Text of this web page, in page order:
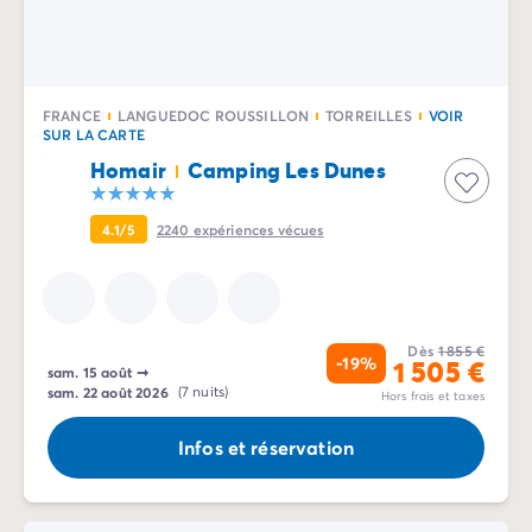
Offres promotionnelles
Offres du moment
Avantages & bons plans
Parrainer un ami
Programme de fidélité
Dernière minute été
Nos locations
Nos gammes de mobil-homes/hebergements
Mobil-homes Ultimate/ultimate
Mobil-homes Premium/camping-mobil-home-premium
Hébergements insolites/hebergements-specifiques
FRANCE LANGUEDOC ROUSSILLON TORREILLES
VOIR
SUR LA CARTE
Homair Camping Les Dunes
4.1/5 2240 expériences vécues
sam. 15 août ➞
sam. 22 août 2026 (7 nuits)
-19%
Dès 1 855 €
1 505 €
Hors frais et taxes
Infos et réservation